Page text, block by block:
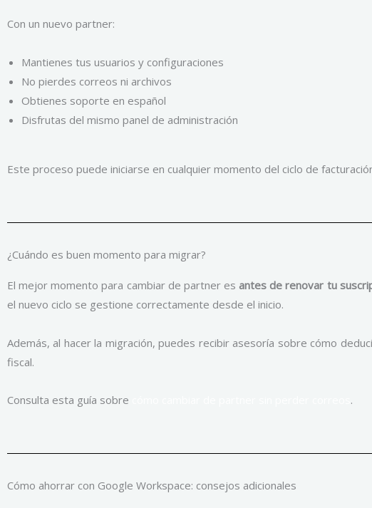
Con un nuevo partner:
Mantienes tus usuarios y configuraciones
No pierdes correos ni archivos
Obtienes soporte en español
Disfrutas del mismo panel de administración
Este proceso puede iniciarse en cualquier momento del ciclo de
¿Cuándo es buen momento para migrar?
El mejor momento para cambiar de partner es antes de renovar tu
el nuevo ciclo se gestione correctamente desde el inicio.
Además, al hacer la migración, puedes recibir asesoría sobre cómo
fiscal.
Consulta esta guía sobre .
Cómo ahorrar con Google Workspace: consejos adicionales